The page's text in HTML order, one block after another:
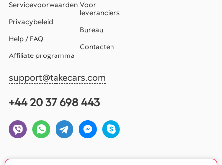
Servicevoorwaarden
Privacybeleid
Help / FAQ
Affiliate programma
Voor
leveranciers
Bureau
Contacten
support@takecars.com
+44 20 37 698 443